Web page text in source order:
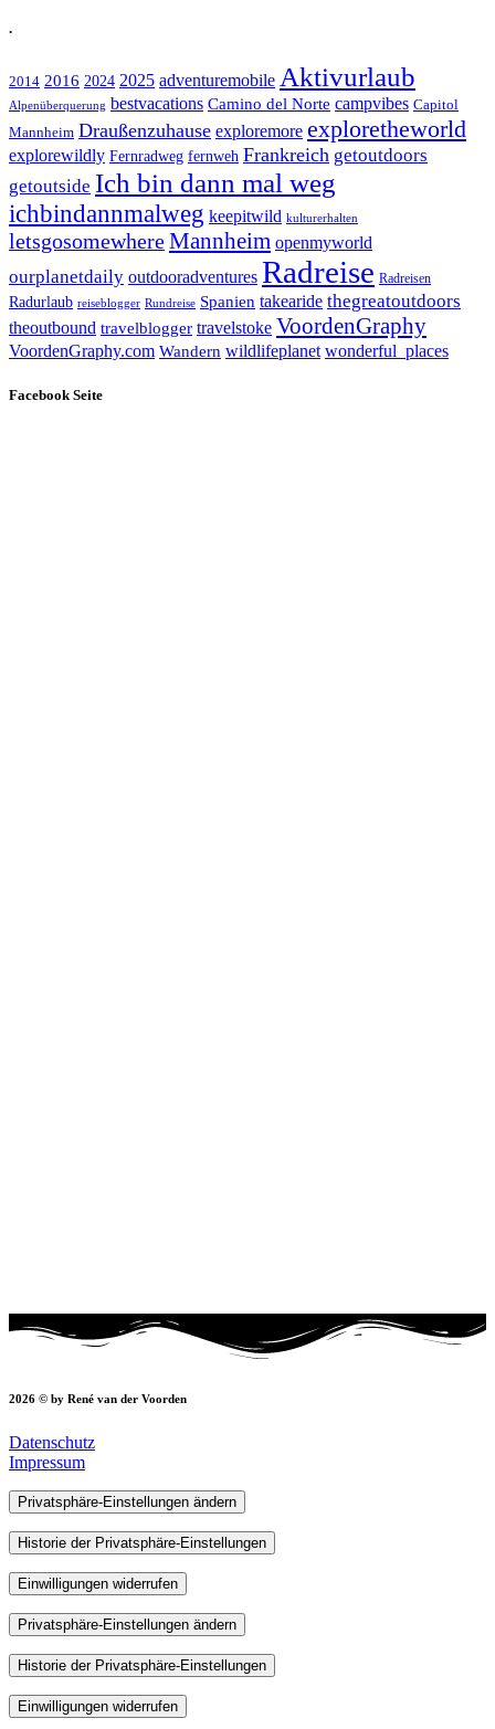
.
2014 2016 2024 2025 adventuremobile Aktivurlaub
Alpenüberquerung bestvacations Camino del Norte campvibes Capitol
Mannheim Draußenzuhause exploremore exploretheworld
explorewildly Fernradweg fernweh Frankreich getoutdoors
getoutside Ich bin dann mal weg
ichbindannmalweg keepitwild kulturerhalten
letsgosomewhereMannheim openmyworld
ourplanetdaily outdooradventures Radreise Radreisen
Radurlaub reiseblogger Rundreise Spanien takearide thegreatoutdoors
theoutbound travelblogger travelstoke VoordenGraphy
VoordenGraphy.com Wandern wildlifeplanet wonderful_places
Facebook Seite
2026 © by René van der Voorden
Datenschutz
Impressum
Privatsphäre-Einstellungen ändern
Historie der Privatsphäre-Einstellungen
Einwilligungen widerrufen
Privatsphäre-Einstellungen ändern
Historie der Privatsphäre-Einstellungen
Einwilligungen widerrufen